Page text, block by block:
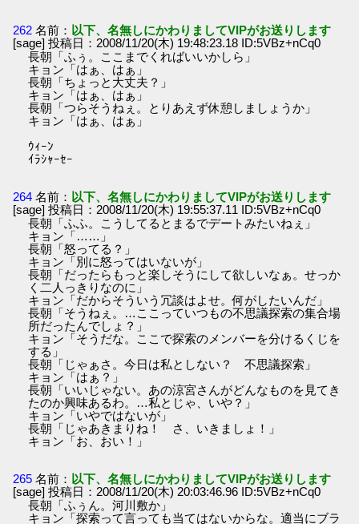
262 名前： 以下、名無しにかわりましてVIPがお送りします
[sage] 投稿日：2008/11/20(木) 19:48:23.18 ID:5VBz+nCq0
長朝「ふぅ。ここまでくればいいかしら」
キョン「はぁ、はぁ」
長朝「ちょっと大丈夫？」
キョン「はぁ、はぁ」
長朝「つらそうねぇ。とりあえず休憩しましょうか」
キョン「はぁ、はぁ」
ｳｨｰﾝ
ｲﾗｼｬｰｾｰ
264 名前： 以下、名無しにかわりましてVIPがお送りします
[sage] 投稿日：2008/11/20(木) 19:55:37.11 ID:5VBz+nCq0
長朝「ふふ。こうしてるとまるでデートみたいねぇ」
キョン「……」
長朝「怒ってる？」
キョン「別に怒ってはいないが」
長朝「だったらもっと楽しそうにして欲しいなぁ。せっか
く二人っきりなのに」
キョン「だからそういう冗談はよせ。何がしたいんだ」
長朝「そうねぇ。…ここっていつもの不思議探索の集合場
所だったんでしょ？」
キョン「そうだな。ここで探索のメンバーを分けるくじを
する」
長朝「じゃぁさ。今日は私としない？ 不思議探索」
キョン「はぁ？」
長朝「いいじゃない。あの涼宮さんがどんなものを見てき
たのか興味あるわ。…私とじゃ、いや？」
キョン「いやではないが」
長朝「じゃあきまりね！ さ、いきましょ！」
キョン「お、おい！」
265 名前： 以下、名無しにかわりましてVIPがお送りします
[sage] 投稿日：2008/11/20(木) 20:03:46.96 ID:5VBz+nCq0
長朝「ふぅん。河川敷か」
キョン「探索って言っても当てはないからな。適当にブラ